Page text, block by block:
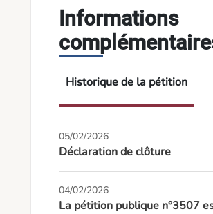
Informations
Historique de la pétition
05/02/2026
Déclaration de clôture
04/02/2026
La pétition publique n°3507